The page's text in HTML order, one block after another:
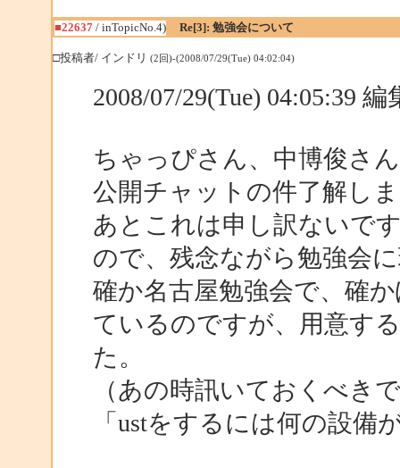
■22637/ inTopicNo.4) Re[3]: 勉強会について
□投稿者/ インドリ (2回)-(2008/07/29(Tue) 04:02:04)
2008/07/29(Tue) 04:05:39
ちゃっぴさん、中博俊さ
公開チャットの件了解し
あとこれは申し訳ないで
ので、残念ながら勉強会
確か名古屋勉強会で、確
ているのですが、用意す
た。
（あの時訊いておくべき
「ustをするには何の設備